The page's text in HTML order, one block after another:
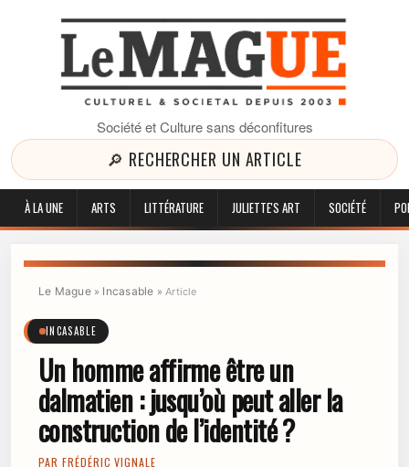
Société et Culture sans déconfitures
🔎 RECHERCHER UN ARTICLE
À LA UNE ARTS LITTÉRATURE JULIETTE'S ART SOCIÉTÉ
Le Mague» Incasable »Article
INCASABLE
Un homme affirme être un
dalmatien : jusqu’où peut aller la
construction de l’identité ?
PAR FRÉDÉRIC VIGNALE